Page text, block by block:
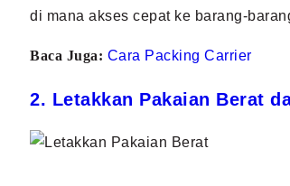
di mana akses cepat ke barang-
Baca Juga: Cara Packing Carrier
2. Letakkan Pakaian Berat